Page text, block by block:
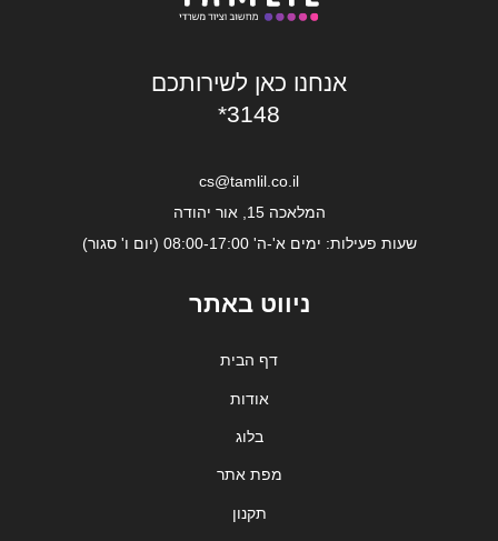
אנחנו כאן לשירותכם
*3148
cs@tamlil.co.il
המלאכה 15, אור יהודה
שעות פעילות: ימים א'-ה' 08:00-17:00 (יום ו' סגור)
ניווט באתר
דף הבית
אודות
בלוג
מפת אתר
תקנון